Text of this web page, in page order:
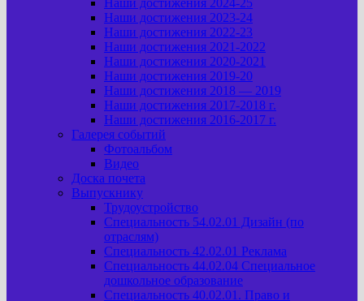
Наши достижения 2024-25
Наши достижения 2023-24
Наши достижения 2022-23
Наши достижения 2021-2022
Наши достижения 2020-2021
Наши достижения 2019-20
Наши достижения 2018 — 2019
Наши достижения 2017-2018 г.
Наши достижения 2016-2017 г.
Галерея событий
Фотоальбом
Видео
Доска почета
Выпускнику
Трудоустройство
Специальность 54.02.01 Дизайн (по
отраслям)
Специальность 42.02.01 Реклама
Специальность 44.02.04 Специальное
дошкольное образование
Специальность 40.02.01. Право и